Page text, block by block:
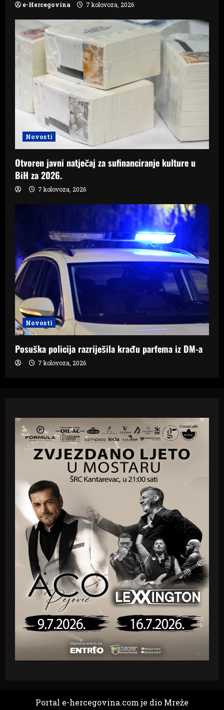
e-Hercegovina 7 kolovoza, 2026
Novosti
Otvoren javni natječaj za sufinanciranje kulture u
BiH za 2026.
7 kolovoza, 2026
Novosti
Posuška policija razriješila krađu parfema iz DM-a
7 kolovoza, 2026
Portal e-hercegovina.com je dio Mreže